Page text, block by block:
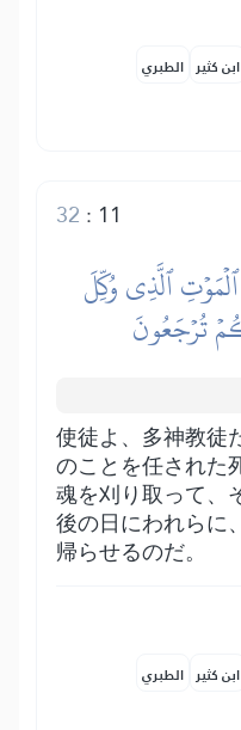
ابن كثير الطبري
11
:
32
ٱلَّذِي وُكِّلَ
تُرۡجَعُونَ
使徒よ、多神教徒
のことを任された
魂を刈り取って、
後の日にわれらに
帰らせるのだ。
ابن كثير الطبري